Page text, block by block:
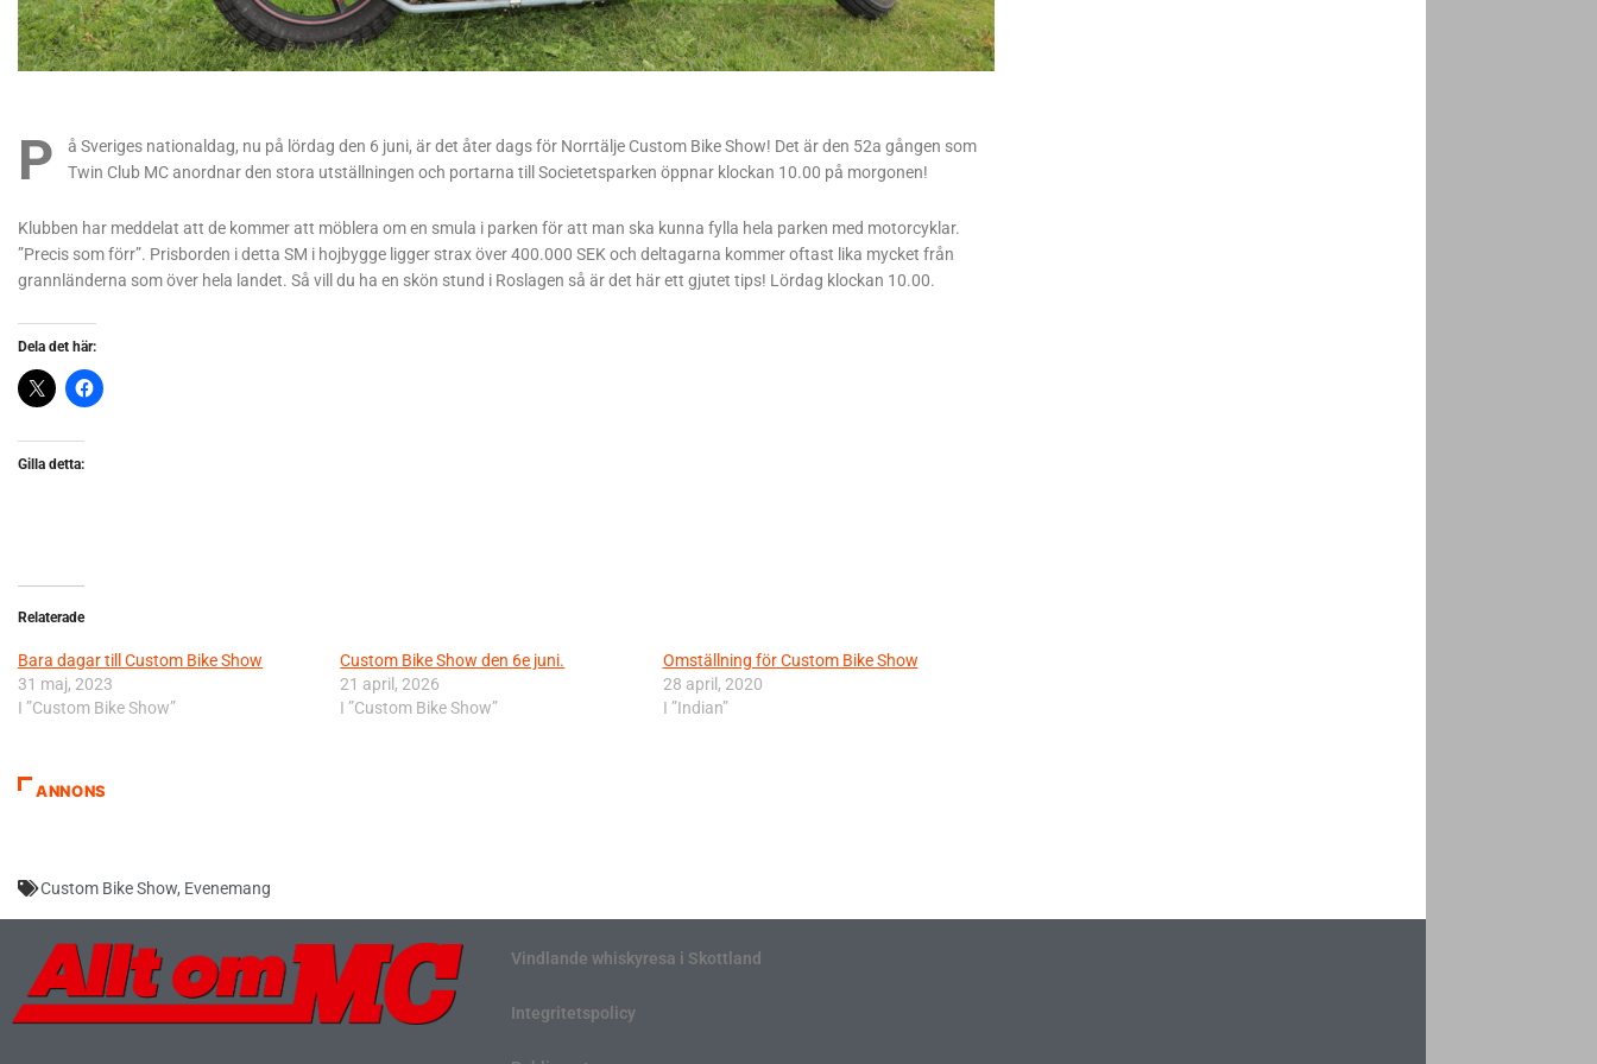
P
å Sveriges nationaldag, nu på lördag den 6 juni, är det åter dags för Norrtälje Custom Bike Show! Det är den 52a gången som
Twin Club MC anordnar den stora utställningen och portarna till Societetsparken öppnar klockan 10.00 på morgonen!
Klubben har meddelat att de kommer att möblera om en smula i parken för att man ska kunna fylla hela parken med motorcyklar.
”Precis som förr”. Prisborden i detta SM i hojbygge ligger strax över 400.000 SEK och deltagarna kommer oftast lika mycket från
grannländerna som över hela landet. Så vill du ha en skön stund i Roslagen så är det här ett gjutet tips! Lördag klockan 10.00.
Dela det här:
Gilla detta:
Relaterade
Bara dagar till Custom Bike Show
31 maj, 2023
I ”Custom Bike Show”
Custom Bike Show den 6e juni.
21 april, 2026
I ”Custom Bike Show”
Omställning för Custom Bike Show
28 april, 2020
I ”Indian”
ANNONS
Custom Bike Show, Evenemang
Vindlande whiskyresa i Skottland
Integritetspolicy